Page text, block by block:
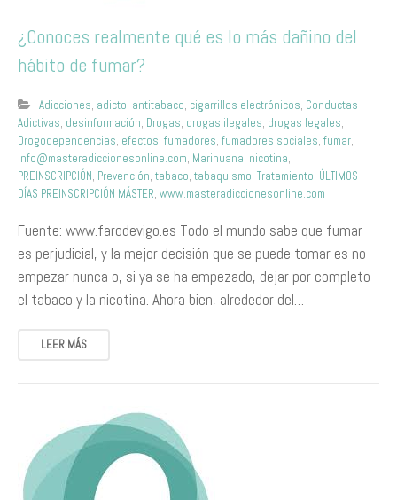
¿Conoces realmente qué es lo más dañino del
hábito de fumar?
Adicciones, adicto, antitabaco, cigarrillos electrónicos, Conductas
Adictivas, desinformación, Drogas, drogas ilegales, drogas legales,
Drogodependencias, efectos, fumadores, fumadores sociales, fumar,
info@masteradiccionesonline.com, Marihuana, nicotina,
PREINSCRIPCIÓN, Prevención, tabaco, tabaquismo, Tratamiento, ÚLTIMOS
DÍAS PREINSCRIPCIÓN MÁSTER, www.masteradiccionesonline.com
Fuente: www.farodevigo.es Todo el mundo sabe que fumar
es perjudicial, y la mejor decisión que se puede tomar es no
empezar nunca o, si ya se ha empezado, dejar por completo
el tabaco y la nicotina. Ahora bien, alrededor del…
LEER MÁS